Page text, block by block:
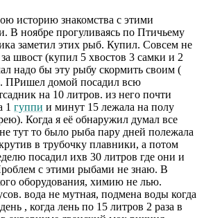
историю знакомства с этими
В ноябре прогуливаясь по Птичьему
заметил этих рыб. Купил. Совсем не
швост (купил 5 хвостов 3 самки и 2
надо бы эту рыбу скормить своим (
ПРишел домой посадил всю
на 10 литров. из него почти
1 гуппи и минут 15 лежала на полу
Когда я её обнаружил думал все
тут то было рыба пару дней полежала
в трубочку плавники, а потом
посадил ихв 30 литров где они и
с этими рыбами не знаю. В
оборудования, химию не лью.
вода не мутная, подмена воды когда
, когда лень по 15 литров 2 раза в